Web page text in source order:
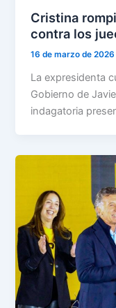
Cristina
contra los
16 de marzo de 2026
La expresidenta
Gobierno de
indagatoria